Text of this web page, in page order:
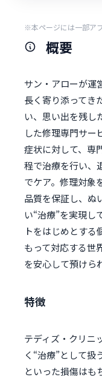
※本ページには一部ア
概要
サン・アローが運
長く寄り添ってき
い、思い出を残し
した修理専門サー
症状に対して、専
程で治療を行い、
でケア。修理対象
品質を保証し、ぬ
い“治療”を実現し
トをはじめとする
もって対応する世
を安心して預けら
特徴
テディズ・クリニ
く“治療”として扱
といった損傷はも